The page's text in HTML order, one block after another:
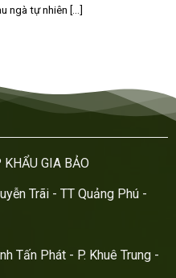
ngà tự nhiên [...]
GIA BẢO
Trãi - TT Quảng Phú -
Tấn Phát - P. Khuê Trung -